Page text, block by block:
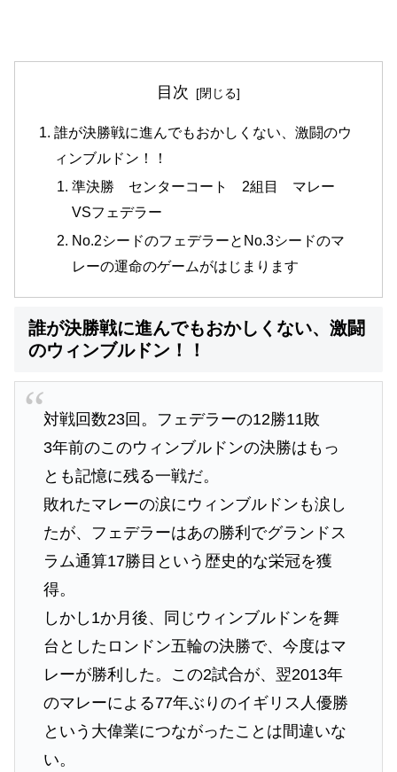
目次
誰が決勝戦に進んでもおかしくない、激闘のウ
ィンブルドン！！
準決勝 センターコート 2組目 マレー
VSフェデラー
No.2シードのフェデラーとNo.3シードのマ
レーの運命のゲームがはじまります
誰が決勝戦に進んでもおかしくない、激闘
のウィンブルドン！！
対戦回数23回。フェデラーの12勝11敗
3年前のこのウィンブルドンの決勝はもっ
とも記憶に残る一戦だ。
敗れたマレーの涙にウィンブルドンも涙し
たが、フェデラーはあの勝利でグランドス
ラム通算17勝目という歴史的な栄冠を獲
得。
しかし1か月後、同じウィンブルドンを舞
台としたロンドン五輪の決勝で、今度はマ
レーが勝利した。この2試合が、翌2013年
のマレーによる77年ぶりのイギリス人優勝
という大偉業につながったことは間違いな
い。